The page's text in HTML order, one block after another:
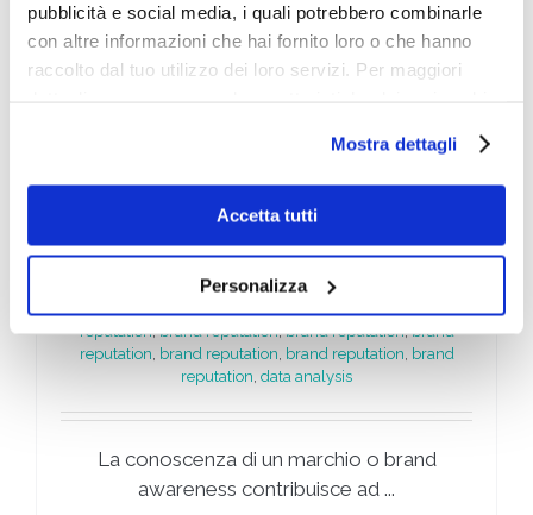
pubblicità e social media, i quali potrebbero combinarle
con altre informazioni che hai fornito loro o che hanno
raccolto dal tuo utilizzo dei loro servizi. Per maggiori
Mostra dettagli
Accetta tutti
Personalizza
Come misurare la brand
awareness
DiRedazione Online | Novembre 22nd, 2022 | Categorie:
Tag:brand,brand awareness
reputation,brand reputation,brand reputation,brand
reputation brand reputation brand reputation brand
reputation data analysis
La conoscenza di un marchio o brand
awareness contribuisce ad ...